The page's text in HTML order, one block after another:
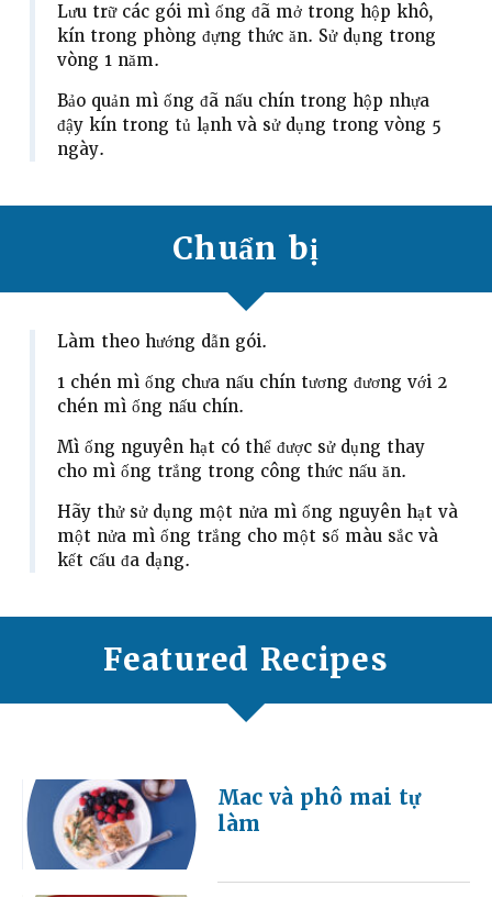
Lưu trữ các gói mì ống đã mở trong hộp khô,
kín trong phòng đựng thức ăn. Sử dụng trong
vòng 1 năm.
Bảo quản mì ống đã nấu chín trong hộp nhựa
đậy kín trong tủ lạnh và sử dụng trong vòng 5
ngày.
Chuẩn bị
Làm theo hướng dẫn gói.
1 chén mì ống chưa nấu chín tương đương với 2
chén mì ống nấu chín.
Mì ống nguyên hạt có thể được sử dụng thay
cho mì ống trắng trong công thức nấu ăn.
Hãy thử sử dụng một nửa mì ống nguyên hạt và
một nửa mì ống trắng cho một số màu sắc và
kết cấu đa dạng.
Featured Recipes
Mac và phô mai tự
làm